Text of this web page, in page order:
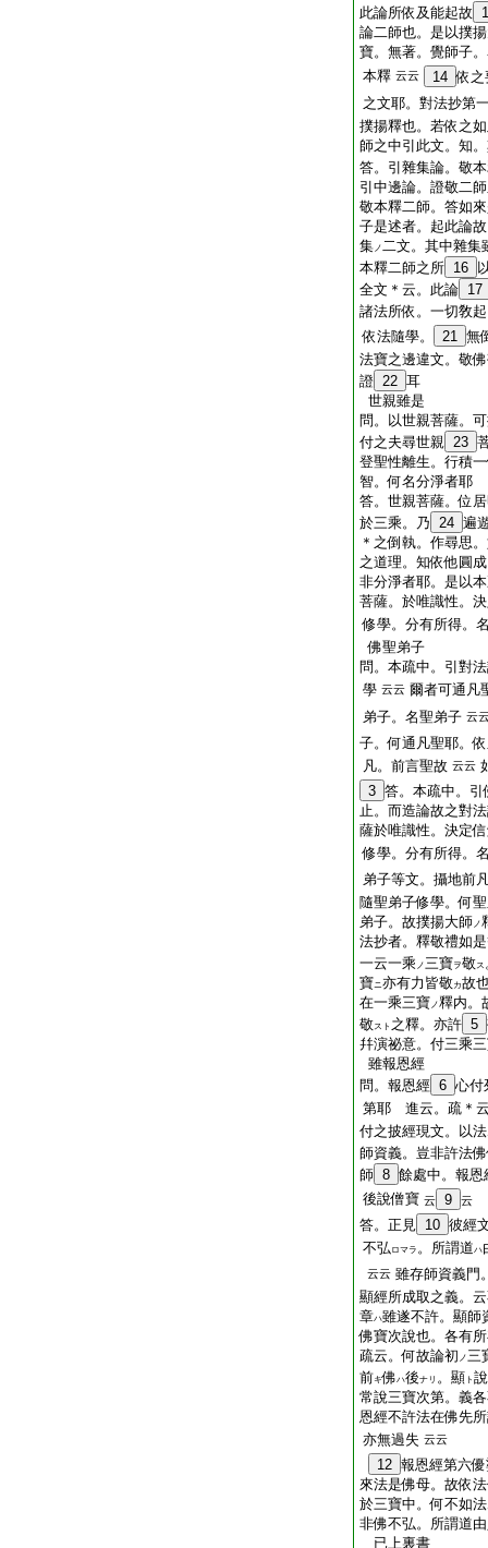
此論所依及能起故
論二師也。是以撲
寶。無著。覺師子
本釋 云云 14 依之
之文耶。對法抄第
撲揚釋也。若依之
師之中引此文。知
答。引雜集論。敬
引中邊論。證敬二
敬本釋二師。答如
子是述者。起此論
集ノ二文。其中雜集
本釋二師之所 16
全文＊云。此論 17
諸法所依。一切敎
依法隨學。
21 無
法寶之邊違文。敬
證 22 耳
世親雖是
問。以世親菩薩。
付之夫尋世親 23
登聖性離生。行積
智。何名分淨者耶
答。世親菩薩。位
於三乘。乃 24 遍
＊之倒執。作尋思
之道理。知依他圓
非分淨者耶。是以
菩薩。於唯識性。
修學。分有所得。
佛聖弟子
問。本疏中。引對
學 云云 爾者可通凡
弟子。名聖弟子 云
子。何通凡聖耶。
凡。前言聖故 云云
3 答。本疏中。
止。而造論故之對
薩於唯識性。決定
修學。分有所得。
弟子等文。攝地前
隨聖弟子修學。何
弟子。故撲揚大師ノ
法抄者。釋敬禮如
一云一乘 ノ三寶ヲ敬ス
寶ニ亦有力皆敬カ故
在一乘三寶ノ釋内。
敬スト 之釋。亦許 5
幷演祕意。付三乘
雖報恩經
問。報恩經 6 心付
第耶 進云。疏＊
付之披經現文。以
師資義。豈非許法
師 8 餘處中。報恩
後說僧寶 云 9 云
答。正見 10 彼經
不弘ロマラ 。所謂道ハ
云云 雖存師資義門
顯經所成取之義。
章ハ雖遂不許。顯師
佛寶次說也。各有
疏云。何故論初 ノ三
前キ佛ハ後ナリ 。顯 ト 說
常說三寶次第。義
恩經不許法在佛先
亦無過失 云云
12 報恩經第六
來法是佛母。故依
於三寶中。何不如
非佛不弘。所謂道
已上裏書